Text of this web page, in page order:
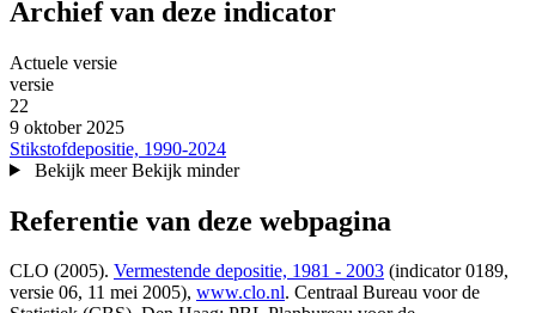
Archief van deze indicator
Actuele versie
versie‎
22
9 oktober 2025
Stikstofdepositie, 1990-2024
Bekijk meer Bekijk minder
Referentie van deze webpagina
CLO (2005). Vermestende depositie, 1981 - 2003 (indicator 0189,
versie 06, 11 mei 2005), www.clo.nl. Centraal Bureau voor de